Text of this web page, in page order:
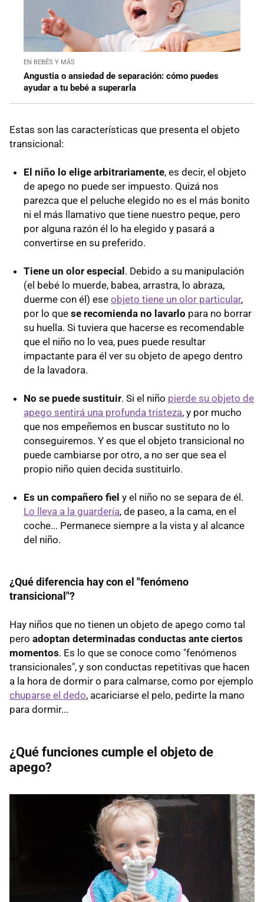
EN BEBÉS Y MÁS
Angustia o ansiedad de separación: cómo puedes
ayudar a tu bebé a superarla
Estas son las características que presenta el objeto
transicional:
El niño lo elige arbitrariamente, es decir, el objeto
de apego no puede ser impuesto. Quizá nos
parezca que el peluche elegido no es el más bonito
ni el más llamativo que tiene nuestro peque, pero
por alguna razón él lo ha elegido y pasará a
convertirse en su preferido.
Tiene un olor especial. Debido a su manipulación
(el bebé lo muerde, babea, arrastra, lo abraza,
duerme con él) ese objeto tiene un olor particular,
por lo que se recomienda no lavarlo para no borrar
su huella. Si tuviera que hacerse es recomendable
que el niño no lo vea, pues puede resultar
impactante para él ver su objeto de apego dentro
de la lavadora.
No se puede sustituir. Si el niño pierde su objeto de
apego sentirá una profunda tristeza, y por mucho
que nos empeñemos en buscar sustituto no lo
conseguiremos. Y es que el objeto transicional no
puede cambiarse por otro, a no ser que sea el
propio niño quien decida sustituirlo.
Es un compañero fiel y el niño no se separa de él.
Lo lleva a la guardería, de paseo, a la cama, en el
coche... Permanece siempre a la vista y al alcance
del niño.
¿Qué diferencia hay con el "fenómeno
transicional"?
Hay niños que no tienen un objeto de apego como tal
pero adoptan determinadas conductas ante ciertos
momentos. Es lo que se conoce como "fenómenos
transicionales", y son conductas repetitivas que hacen
a la hora de dormir o para calmarse, como por ejemplo
chuparse el dedo, acariciarse el pelo, pedirte la mano
para dormir...
¿Qué funciones cumple el objeto de
apego?